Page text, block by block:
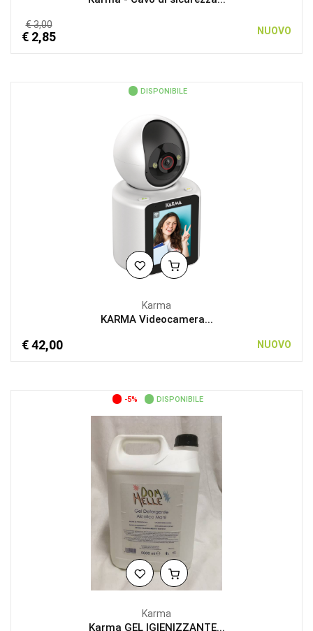
€ 3,00
€ 2,85 NUOVO
DISPONIBILE
Karma
KARMA Videocamera...
€ 42,00 NUOVO
-5% DISPONIBILE
Karma
Karma GEL IGIENIZZANTE...